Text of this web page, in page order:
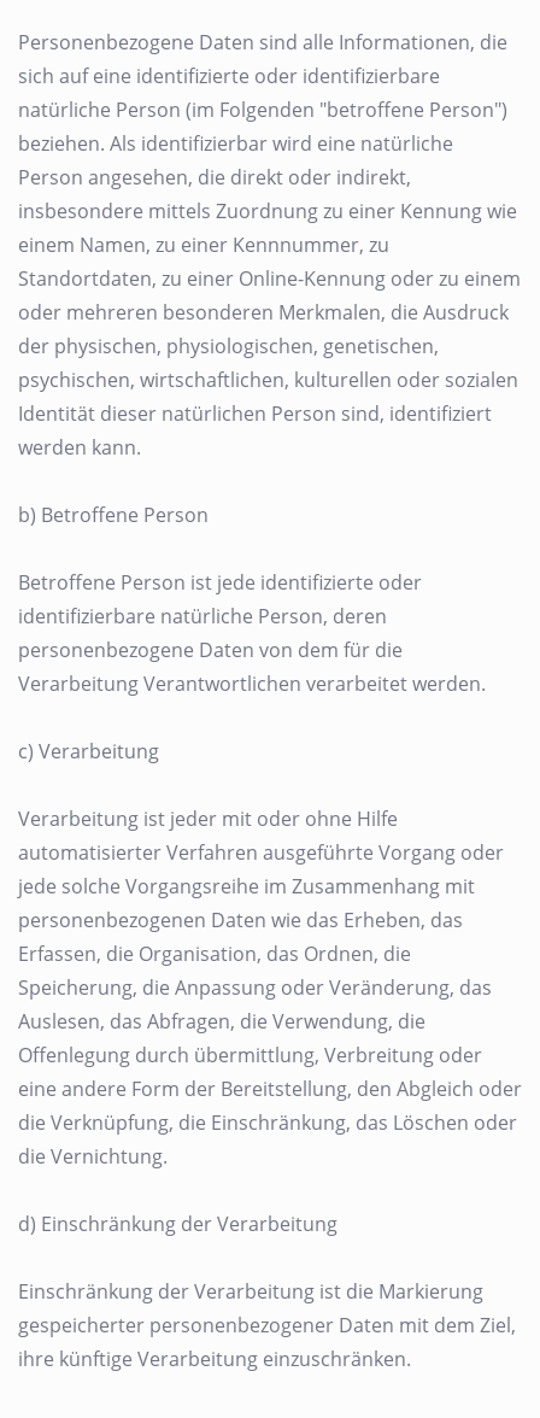
Personenbezogene Daten sind alle Informationen, die
sich auf eine identifizierte oder identifizierbare
natürliche Person (im Folgenden "betroffene Person")
beziehen. Als identifizierbar wird eine natürliche
Person angesehen, die direkt oder indirekt,
insbesondere mittels Zuordnung zu einer Kennung wie
einem Namen, zu einer Kennnummer, zu
Standortdaten, zu einer Online-Kennung oder zu einem
oder mehreren besonderen Merkmalen, die Ausdruck
der physischen, physiologischen, genetischen,
psychischen, wirtschaftlichen, kulturellen oder sozialen
Identität dieser natürlichen Person sind, identifiziert
werden kann.
b) Betroffene Person
Betroffene Person ist jede identifizierte oder
identifizierbare natürliche Person, deren
personenbezogene Daten von dem für die
Verarbeitung Verantwortlichen verarbeitet werden.
c) Verarbeitung
Verarbeitung ist jeder mit oder ohne Hilfe
automatisierter Verfahren ausgeführte Vorgang oder
jede solche Vorgangsreihe im Zusammenhang mit
personenbezogenen Daten wie das Erheben, das
Erfassen, die Organisation, das Ordnen, die
Speicherung, die Anpassung oder Veränderung, das
Auslesen, das Abfragen, die Verwendung, die
Offenlegung durch übermittlung, Verbreitung oder
eine andere Form der Bereitstellung, den Abgleich oder
die Verknüpfung, die Einschränkung, das Löschen oder
die Vernichtung.
d) Einschränkung der Verarbeitung
Einschränkung der Verarbeitung ist die Markierung
gespeicherter personenbezogener Daten mit dem Ziel,
ihre künftige Verarbeitung einzuschränken.